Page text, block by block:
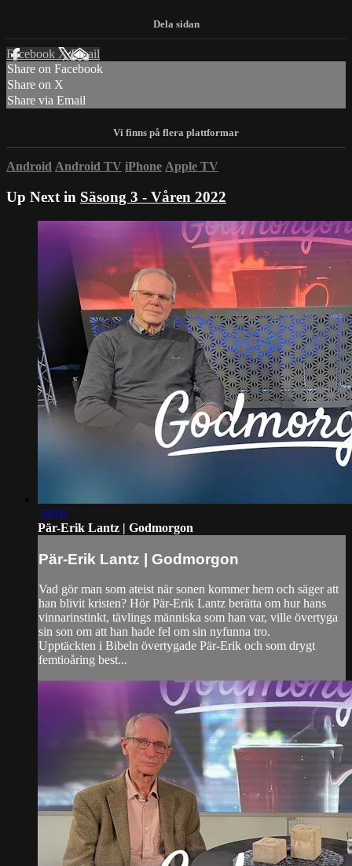
Facebook XEmail
Share on Facebook
Share on X
Share via Email
Android Android TV iPhone Apple TV
Up Next in Säsong 3 - Våren 2022
58:16
Pär-Erik Lantz | Godmorgon
Pär-Erik Lantz | Godmorgon
Vad gör man som ateist när sonen kommer hem och säger att
han blivit kristen? Hör Pär-Erik Lantz berätta om hur hans
vinnarinstinkt, tävlings människa som han var, ville övertyga
sin son om att han hade fel om sin nyfunna tro.
Upptäckten i Bibeln övertygade Pär-Erik och som drygt
femtioåring best...